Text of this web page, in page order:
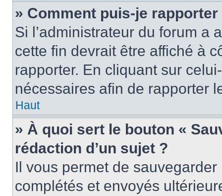
» Comment puis-je
Si l’administrateur du forum a
cette fin devrait être affiché à
rapporter. En cliquant sur
nécessaires afin de rapporter
Haut
» À quoi sert le bouton «
rédaction d’un sujet ?
Il vous permet de
complétés et envoyés